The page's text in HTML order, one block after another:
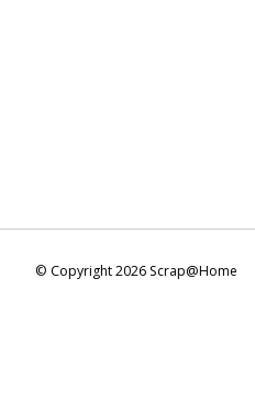
© Copyright 2026 Scrap@Home